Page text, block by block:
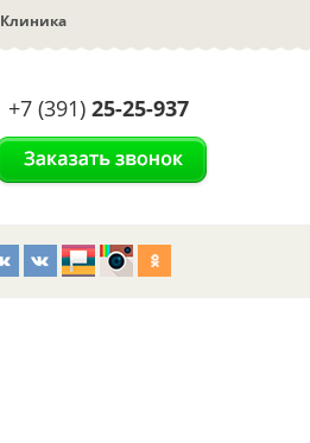
Клиника
+7 (391) 25-25-937